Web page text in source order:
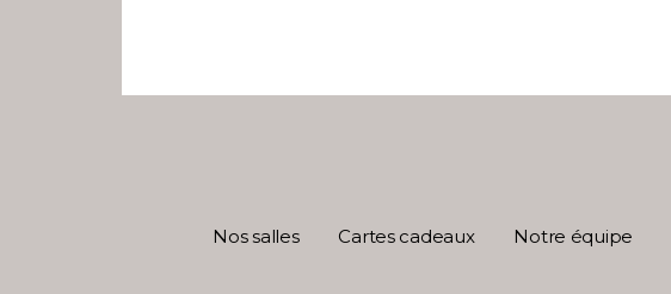
Nos salles Cartes cadeaux Notre équipe